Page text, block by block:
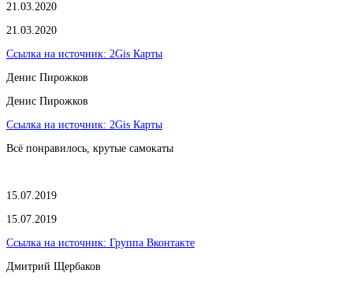
21.03.2020
21.03.2020
Ссылка на источник: 2Gis Карты
​Денис Пирожков
​Денис Пирожков
Ссылка на источник: 2Gis Карты
Всё понравилось, крутые самокаты
15.07.2019
15.07.2019
Ссылка на источник: Группа Вконтакте
Дмитрий Щербаков